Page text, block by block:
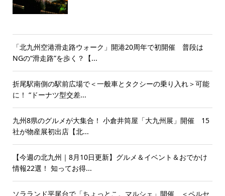
「北九州空港滑走路ウォーク」開港20周年で初開催 普段は
NGの“滑走路”を歩く？【...
折尾駅南側の駅前広場で＜一般車とタクシーの乗り入れ＞可能
に！ “ドーナツ型交差...
九州8県のグルメが大集合！ 小倉井筒屋「大九州展」開催 15
社が物産展初出店【北...
【今週の北九州｜8月10日更新】グルメ＆イベント＆おでかけ
情報22選！ 知ってお得...
ソラランド平尾台で「ちょっとこ。マルシェ」開催 ＜ペルセ